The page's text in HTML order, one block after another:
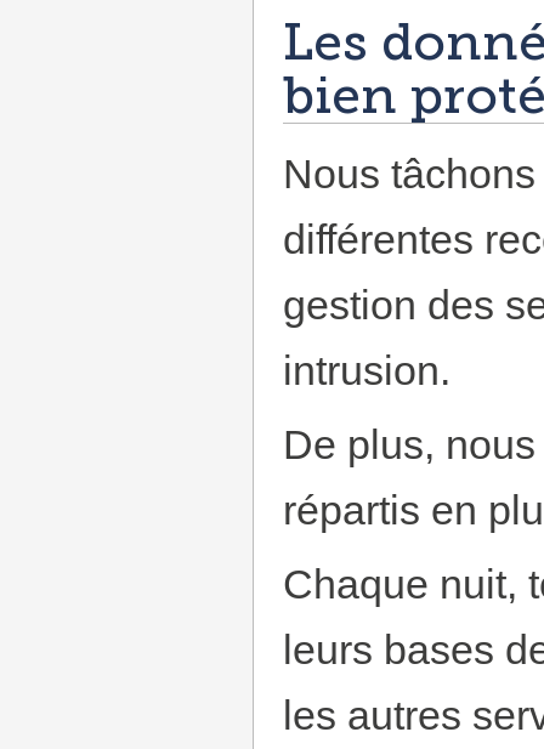
Les
bien
Nous
différentes
gestion des
intrusion.
De plus,
répartis en
Chaque nuit,
leurs bases
les autres